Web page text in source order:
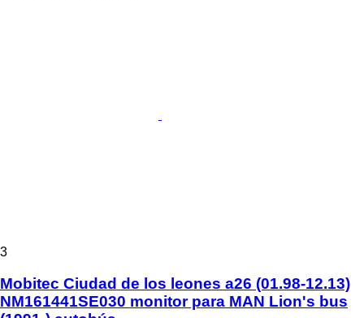
3
Mobitec Ciudad de los leones a26 (01.98-12.13)
NM161441SE030 monitor para MAN Lion's bus